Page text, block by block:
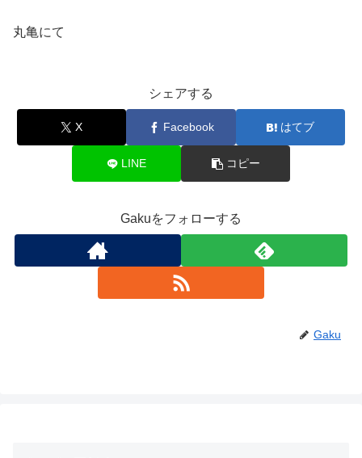
丸亀にて
シェアする
X Facebook はてブ
LINE コピー
Gakuをフォローする
Gaku